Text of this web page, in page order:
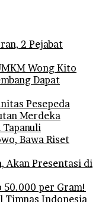
2 Pejabat
Wong Kito
Dapat
Pesepeda
Merdeka
Bawa Riset
Akan Presentasi di
50.000 per Gram!
Timnas Indonesia